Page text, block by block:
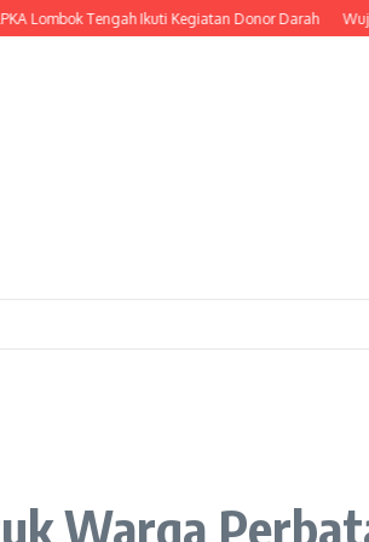
Tengah Ikuti Kegiatan Donor Darah Wujud
Warga